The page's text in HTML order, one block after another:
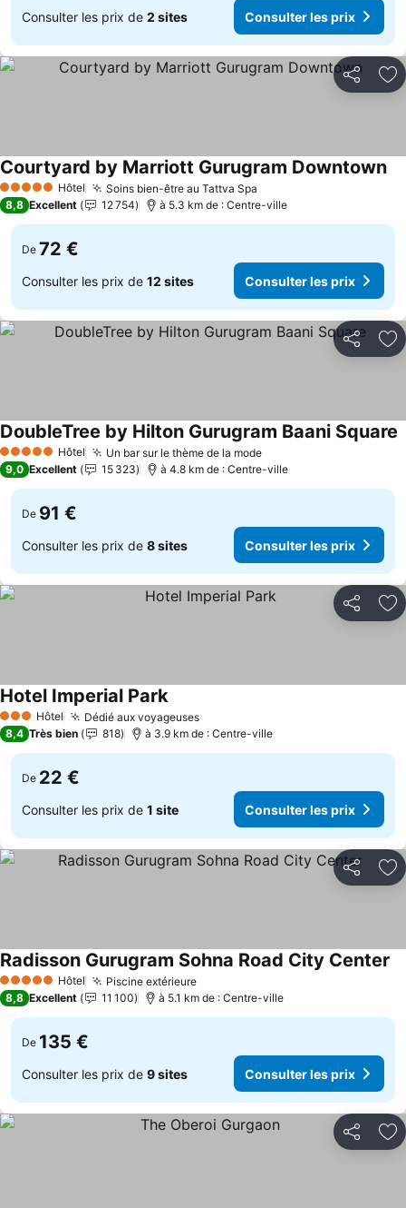
Consulter les prix de 2 sites Consulter les prix
Partager
5 Étoiles Hôtel Soins bien-être au Tattva Spa
Courtyard by Marriott Gurugram Downtown
8,8 Excellent 12 754 à 5.3 km de : Centre-ville
De 72 €
Consulter les prix de 12 sites Consulter les prix
Partager
5 Étoiles Hôtel Un bar sur le thème de la mode
DoubleTree by Hilton Gurugram Baani Square
9,0 Excellent 15 323 à 4.8 km de : Centre-ville
De 91 €
Consulter les prix de 8 sites Consulter les prix
Partager
3 ÉtoilesHôtel Dédié aux voyageuses
Hotel Imperial Park
8,4 Très bien 818 à 3.9 km de : Centre-ville
De 22 €
Consulter les prix de 1 site Consulter les prix
Partager
5 Étoiles Hôtel Piscine extérieure
Radisson Gurugram Sohna Road City Center
8,8 Excellent 11 100 à 5.1 km de : Centre-ville
De 135 €
Consulter les prix de 9 sites Consulter les prix
Partager